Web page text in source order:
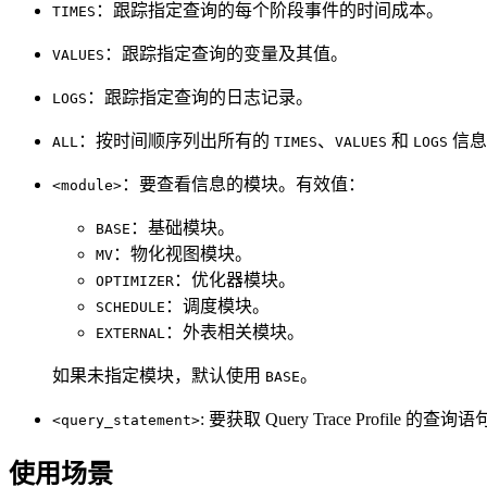
TIMES ：跟踪指定查询的每个阶段事件的时间成本。
VALUES ：跟踪指定查询的变量及其值。
LOGS ：跟踪指定查询的日志记录。
ALL ：按时间顺序列出所有的 TIMES、 VALUES 和 LOGS 信息
<module> ：要查看信息的模块。有效值：
BASE ：基础模块。
MV ：物化视图模块。
OPTIMIZER ：优化器模块。
SCHEDULE ：调度模块。
EXTERNAL ：外表相关模块。
如果未指定模块，默认使用 BASE。
<query_statement>: 要获取 Query Trace Profile 的查询语
使用场景